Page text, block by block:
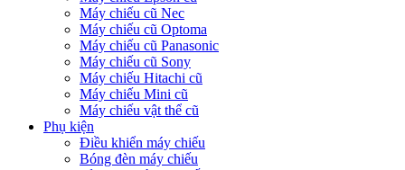
Máy chiếu cũ Nec
Máy chiếu cũ Optoma
Máy chiếu cũ Panasonic
Máy chiếu cũ Sony
Máy chiếu Hitachi cũ
Máy chiếu Mini cũ
Máy chiếu vật thể cũ
Phụ kiện
Điều khiển máy chiếu
Bóng đèn máy chiếu